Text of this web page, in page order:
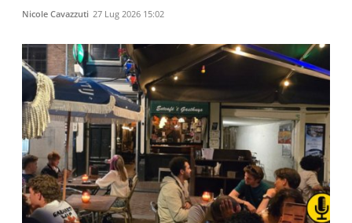
Nicole Cavazzuti 27 Lug 2026 15:02